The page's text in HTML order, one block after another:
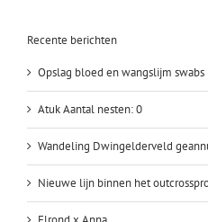
Recente berichten
Opslag bloed en wangslijm swabs
Atuk Aantal nesten: 0
Wandeling Dwingelderveld
Nieuwe lijn binnen het